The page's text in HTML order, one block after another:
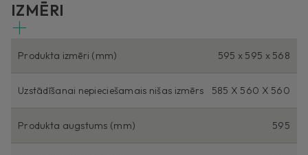
IZMĒRI
Produkta izmēri (mm) 595 x 595 x 568
Uzstādīšanai nepieciešamais nišas izmērs 585 X 560 X 560
Produkta augstums (mm) 595